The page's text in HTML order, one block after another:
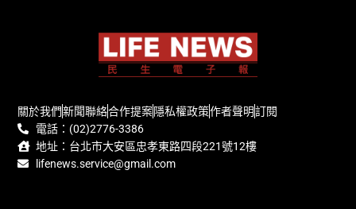
關於我們新聞聯絡合作提案隱私權政策作者聲明訂閱
電話：(02)2776-3386
地址：台北市大安區忠孝東路四段221號12樓
lifenews.service@gmail.com